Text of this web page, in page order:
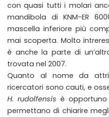
con quasi tutti i molari
mandibola di KNM-ER
mascella inferiore più
mai scoperta. Molto
è anche la parte di
trovata nel 2007.
Quanto al nome da
ricercatori sono cauti, e
H. rudolfensis è opportuno
permettano di chiarire